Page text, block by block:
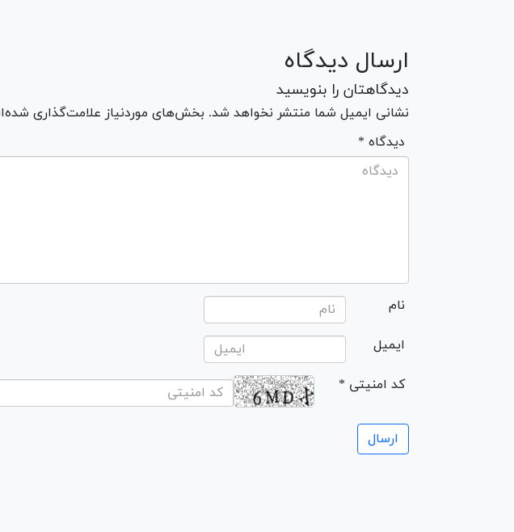
ارسال دیدگاه
دیدگاهتان را بنویسید
نشانی ایمیل شما منتشر نخواهد شد. بخش‌های موردنیاز علامت‌گذاری
* دیدگاه
نام
ایمیل
* کد امنیتی